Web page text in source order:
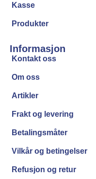
Kasse
Produkter
Informasjon
Kontakt oss
Om oss
Artikler
Frakt og levering
Betalingsmåter
Vilkår og betingelser
Refusjon og retur